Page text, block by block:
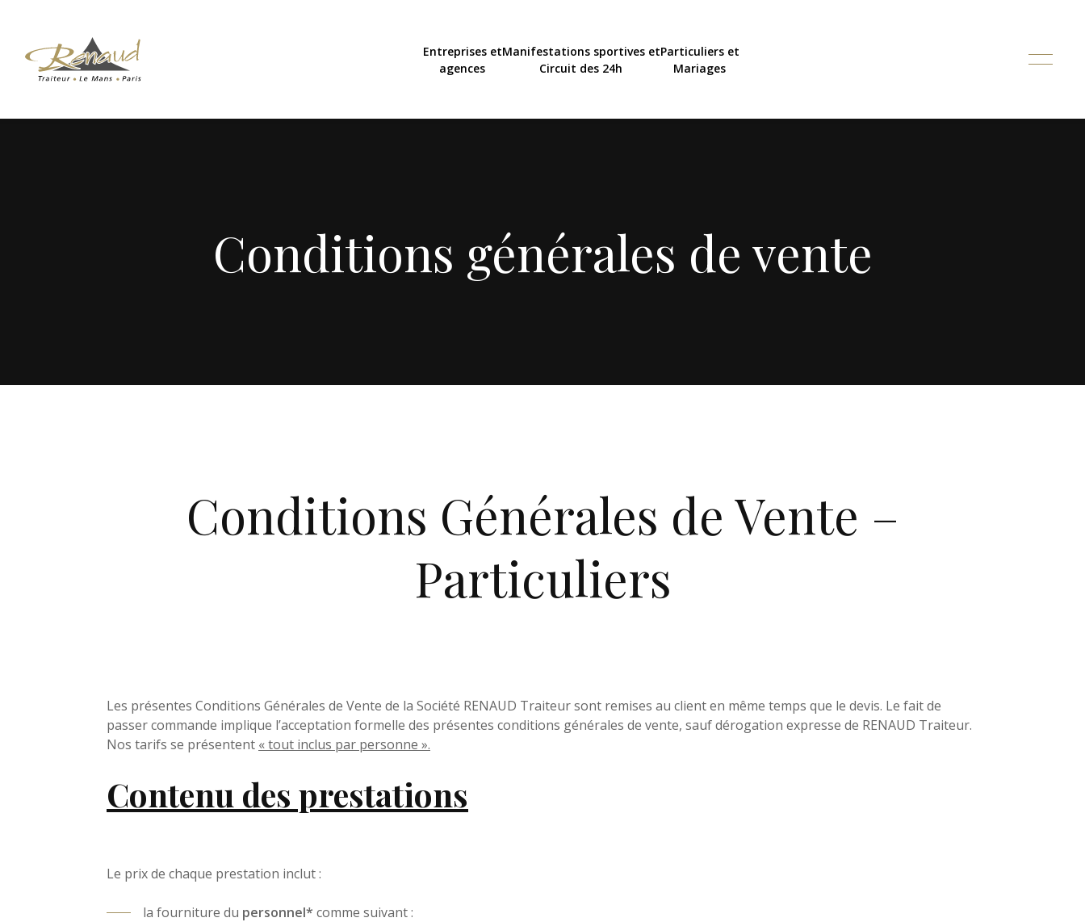
Entreprises et
agences
Manifestations sportives et
Circuit des 24h
Particuliers et
Mariages
Conditions générales de vente
Conditions Générales de Vente –
Particuliers
Les présentes Conditions Générales de Vente de la Société RENAUD Traiteur sont remises au client en même temps que le devis. Le fait de
passer commande implique l’acceptation formelle des présentes conditions générales de vente, sauf dérogation expresse de RENAUD Traiteur.
Nos tarifs se présentent « tout inclus par personne ».
Contenu des prestations
Le prix de chaque prestation inclut :
la fourniture du personnel* comme suivant :